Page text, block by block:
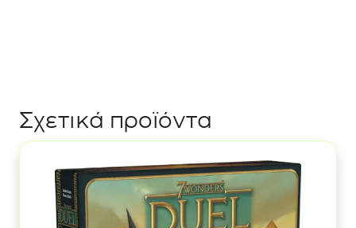
Σχετικά προϊόντα